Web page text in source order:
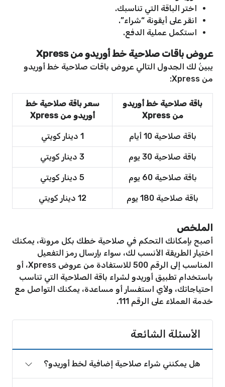
اختر الباقة التي تناسبك.
انقر على أيقونة “شراء”.
استكمل عملية الدفع.
عروض باقات صلاحية خط أوريدو من Xpress
يبينُ لك الجدول التالي عروض باقات صلاحية خط أوريدو
من Xpress:
باقة صلاحية خط أوريدو
من Xpress
سعر باقة صلاحية خط
أوريدو من Xpress
باقة صلاحية 10 أيام 1 دينار كويتي
باقة صلاحية 30 يوم 3 دينار كويتي
باقة صلاحية 60 يوم 5 دينار كويتي
باقة صلاحية 180 يوم 12 دينار كويتي
الملخص
أصبح بإمكانك التحكم في صلاحية خطك بكل مرونة، يمكنك
اختيار الطريقة الأنسب لك، سواء بإرسال رمز التفعيل
المناسب إلى الرقم 500 للاستفادة من عروض Xpress، أو
باستخدام تطبيق أوريدو لشراء باقة الصلاحية التي تناسب
احتياجاتك، ولأي استفسار أو مساعدة، يمكنك التواصل مع
خدمة العملاء على الرقم 111.
الأسئلة الشائعة
هل يمكنني شراء صلاحية إضافية لخط أوريدو؟